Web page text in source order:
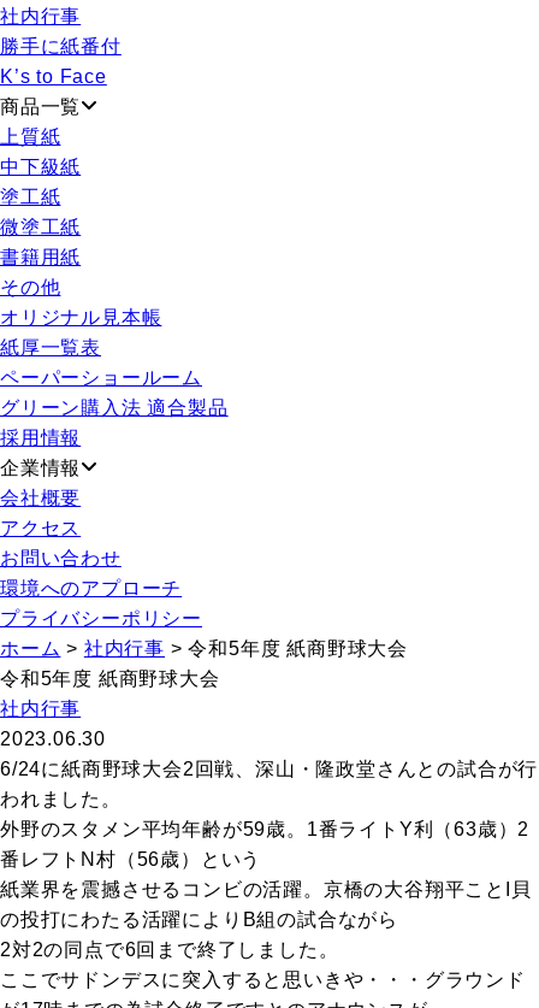
社内行事
勝手に紙番付
K’s to Face
商品一覧
上質紙
中下級紙
塗工紙
微塗工紙
書籍用紙
その他
オリジナル見本帳
紙厚一覧表
ペーパーショールーム
グリーン購入法 適合製品
採用情報
企業情報
会社概要
アクセス
お問い合わせ
環境へのアプローチ
プライバシーポリシー
ホーム > 社内行事 >令和5年度 紙商野球大会
令和5年度 紙商野球大会
社内行事
2023.06.30
6/24に紙商野球大会2回戦、深山・隆政堂さんとの試合が行
われました。
外野のスタメン平均年齢が59歳。1番ライトY利（63歳）2
番レフトN村（56歳）という
紙業界を震撼させるコンビの活躍。京橋の大谷翔平ことI貝
の投打にわたる活躍によりB組の試合ながら
2対2の同点で6回まで終了しました。
ここでサドンデスに突入すると思いきや・・・グラウンド